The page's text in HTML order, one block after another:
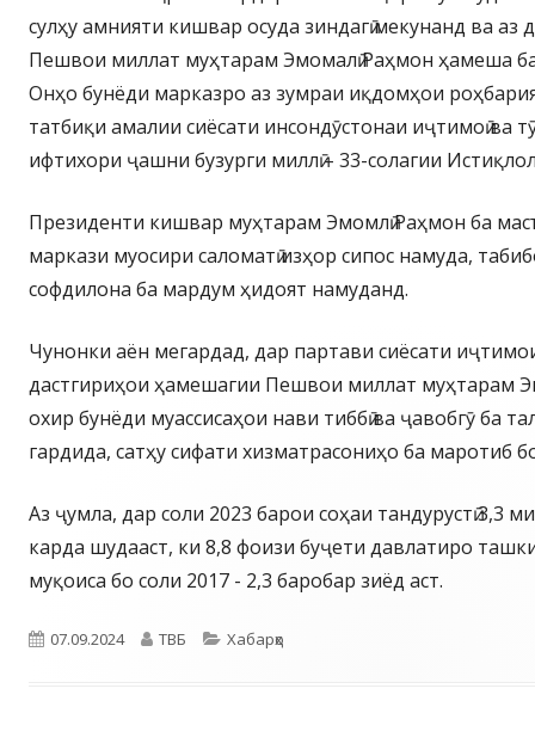
сулҳу амнияти кишвар осуда зиндагӣ мекунанд ва аз
Пешвои миллат муҳтарам Эмомалӣ Раҳмон ҳамеша
Онҳо бунёди марказро аз зумраи иқдомҳои
татбиқи амалии сиёсати инсондӯстонаи иҷтимоӣ ва
ифтихори ҷашни бузурги миллӣ – 33-солагии
Президенти кишвар муҳтарам Эмомлӣ Раҳмон ба
маркази муосири саломатӣ изҳор сипос намуда,
софдилона ба мардум ҳидоят намуданд.
Чунонки аён мегардад, дар партави сиёсати
дастгириҳои ҳамешагии Пешвои миллат муҳтарам
охир бунёди муассисаҳои нави тиббӣ ва ҷавобгӯ ба
гардида, сатҳу сифати хизматрасониҳо ба маротиб
Аз ҷумла, дар соли 2023 барои соҳаи тандурустӣ 3,3
карда шудааст, ки 8,8 фоизи буҷети давлатиро
муқоиса бо соли 2017 - 2,3 баробар зиёд аст.
Опубликовано
07.09.2024 Автор
ТВБ Рубрики
Хабарҳо